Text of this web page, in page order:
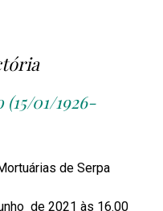
01/1926-
de Serpa
de 2021 às 16.00